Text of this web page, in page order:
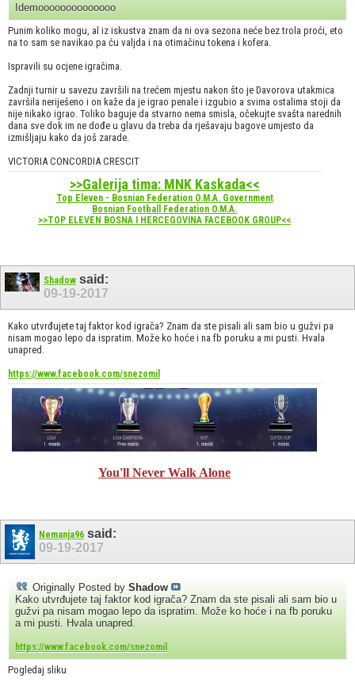
Idemoooooooooooooo
Punim koliko mogu, al iz iskustva znam da ni ova sezona neće bez trola proći, eto
na to sam se navikao pa ću valjda i na otimačinu tokena i kofera.
Ispravili su ocjene igračima.
Zadnji turnir u savezu završili na trećem mjestu nakon što je Davorova utakmica
završila neriješeno i on kaže da je igrao penale i izgubio a svima ostalima stoji da
nije nikako igrao. Toliko baguje da stvarno nema smisla, očekujte svašta narednih
dana sve dok im ne dođe u glavu da treba da rješavaju bagove umjesto da
izmišljaju kako da još zarade.
VICTORIA CONCORDIA CRESCIT
>>Galerija tima: MNK Kaskada<<
Top Eleven - Bosnian Federation O.M.A. Government
Bosnian Football Federation O.M.A.
>>TOP ELEVEN BOSNA I HERCEGOVINA FACEBOOK GROUP<<
Shadow said:
09-19-2017
Kako utvrđujete taj faktor kod igrača? Znam da ste pisali ali sam bio u gužvi pa
nisam mogao lepo da ispratim. Može ko hoće i na fb poruku a mi pusti. Hvala
unapred.
https://www.facebook.com/snezomil
You'll Never Walk Alone
Nemanja96said:
09-19-2017
Originally Posted by Shadow
Kako utvrđujete taj faktor kod igrača? Znam da ste pisali ali sam bio u
gužvi pa nisam mogao lepo da ispratim. Može ko hoće i na fb poruku
a mi pusti. Hvala unapred.
https://www.facebook.com/snezomil
Pogledaj sliku